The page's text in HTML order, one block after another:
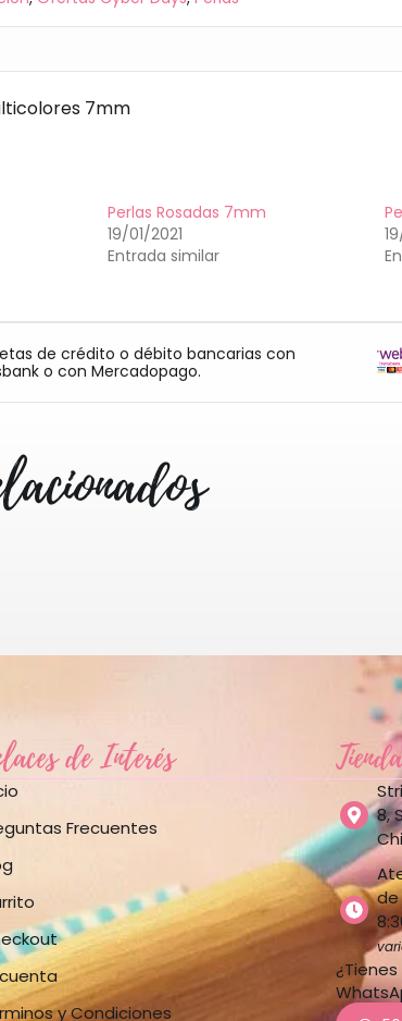
7mm
Perlas Rosadas 7mm
19/01/2021
Entrada similar
de crédito o débito bancarias con
o con Mercadopago.
de Interés
Frecuentes
y Condiciones
8,
de